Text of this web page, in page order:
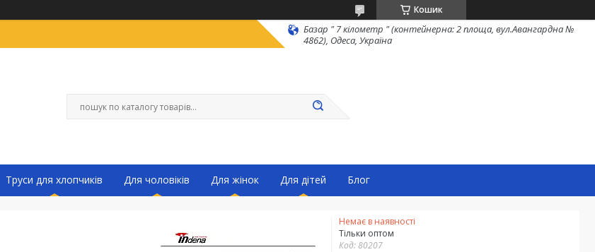
Кошик
Базар " 7 кілометр " (контейнерна: 2 площа, вул.Авангардна №
4862), Одеса, Україна
Труси для хлопчиків Для чоловіків Для жінок Для дітей Блог
Немає в наявності
Тільки оптом
Код:80207